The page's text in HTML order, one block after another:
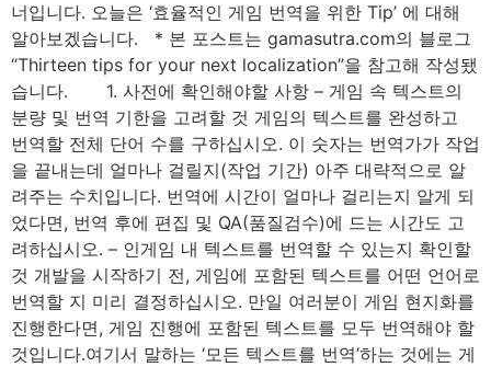
너입니다. 오늘은 ‘효율적인 게임 번역을 위한 Tip’ 에 대해
알아보겠습니다. * 본 포스트는 gamasutra.com의 블로그
“Thirteen tips for your next localization”을 참고해 작성됐
습니다. 1. 사전에 확인해야할 사항 – 게임 속 텍스트의
분량 및 번역 기한을 고려할 것 게임의 텍스트를 완성하고
번역할 전체 단어 수를 구하십시오. 이 숫자는 번역가가 작업
을 끝내는데 얼마나 걸릴지(작업 기간) 아주 대략적으로 알
려주는 수치입니다. 번역에 시간이 얼마나 걸리는지 알게 되
었다면, 번역 후에 편집 및 QA(품질검수)에 드는 시간도 고
려하십시오. – 인게임 내 텍스트를 번역할 수 있는지 확인할
것 개발을 시작하기 전, 게임에 포함된 텍스트를 어떤 언어로
번역할 지 미리 결정하십시오. 만일 여러분이 게임 현지화를
진행한다면, 게임 진행에 포함된 텍스트를 모두 번역해야 할
것입니다.여기서 말하는 ‘모든 텍스트를 번역’하는 것에는 게